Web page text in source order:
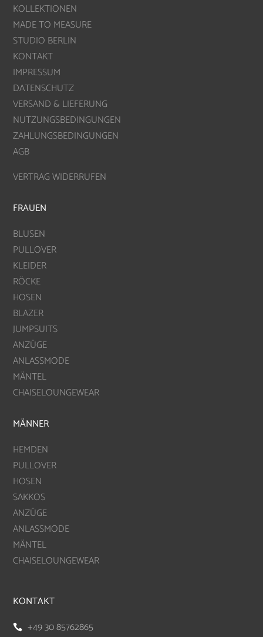
KOLLEKTIONEN
MADE TO MEASURE
STUDIO BERLIN
KONTAKT
IMPRESSUM
DATENSCHUTZ
VERSAND & LIEFERUNG
NUTZUNGSBEDINGUNGEN
ZAHLUNGSBEDINGUNGEN
AGB
VERTRAG WIDERRUFEN
FRAUEN
BLUSEN
PULLOVER
KLEIDER
RÖCKE
HOSEN
BLAZER
JUMPSUITS
ANZÜGE
ANLASSMODE
MÄNTEL
CHAISELOUNGEWEAR
MÄNNER
HEMDEN
PULLOVER
HOSEN
SAKKOS
ANZÜGE
ANLASSMODE
MÄNTEL
CHAISELOUNGEWEAR
KONTAKT
 +49 30 85762865